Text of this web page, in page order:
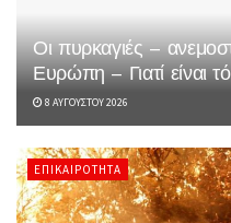
Οι πυρκαγιές –
Ευρώπη – Γιατί είναι
8 ΑΥΓΟΎΣΤΟΥ 2026
ΕΠΙΚΑΙΡΌΤΗΤΑ